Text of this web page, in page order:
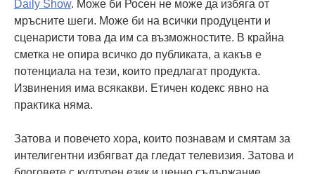
Daily Show. Може би Росен не може да избяга от
мръсните шеги. Може би на всички продуценти и
сценаристи това да им са възможностите. В крайна
сметка не опира всичко до публиката, а какъв е
потенциала на тези, които предлагат продукта.
Извинения има всякакви. Етичен кодекс явно на
практика няма.
Затова и повечето хора, които познавам и смятам за
интелигентни избягват да гледат телевизия. Затова и